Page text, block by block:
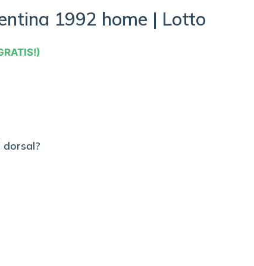
1992 home | Lotto
dorsal?